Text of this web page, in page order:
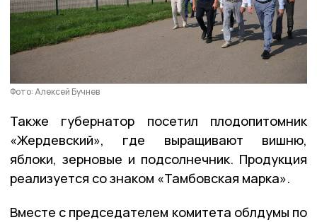
Фото: Алексей Бучнев
Также губернатор посетил плодопитомник
«Жердевский», где выращивают вишню,
яблоки, зерновые и подсолнечник. Продукция
реализуется со знаком «Тамбовская марка».
Вместе с председателем комитета облдумы по